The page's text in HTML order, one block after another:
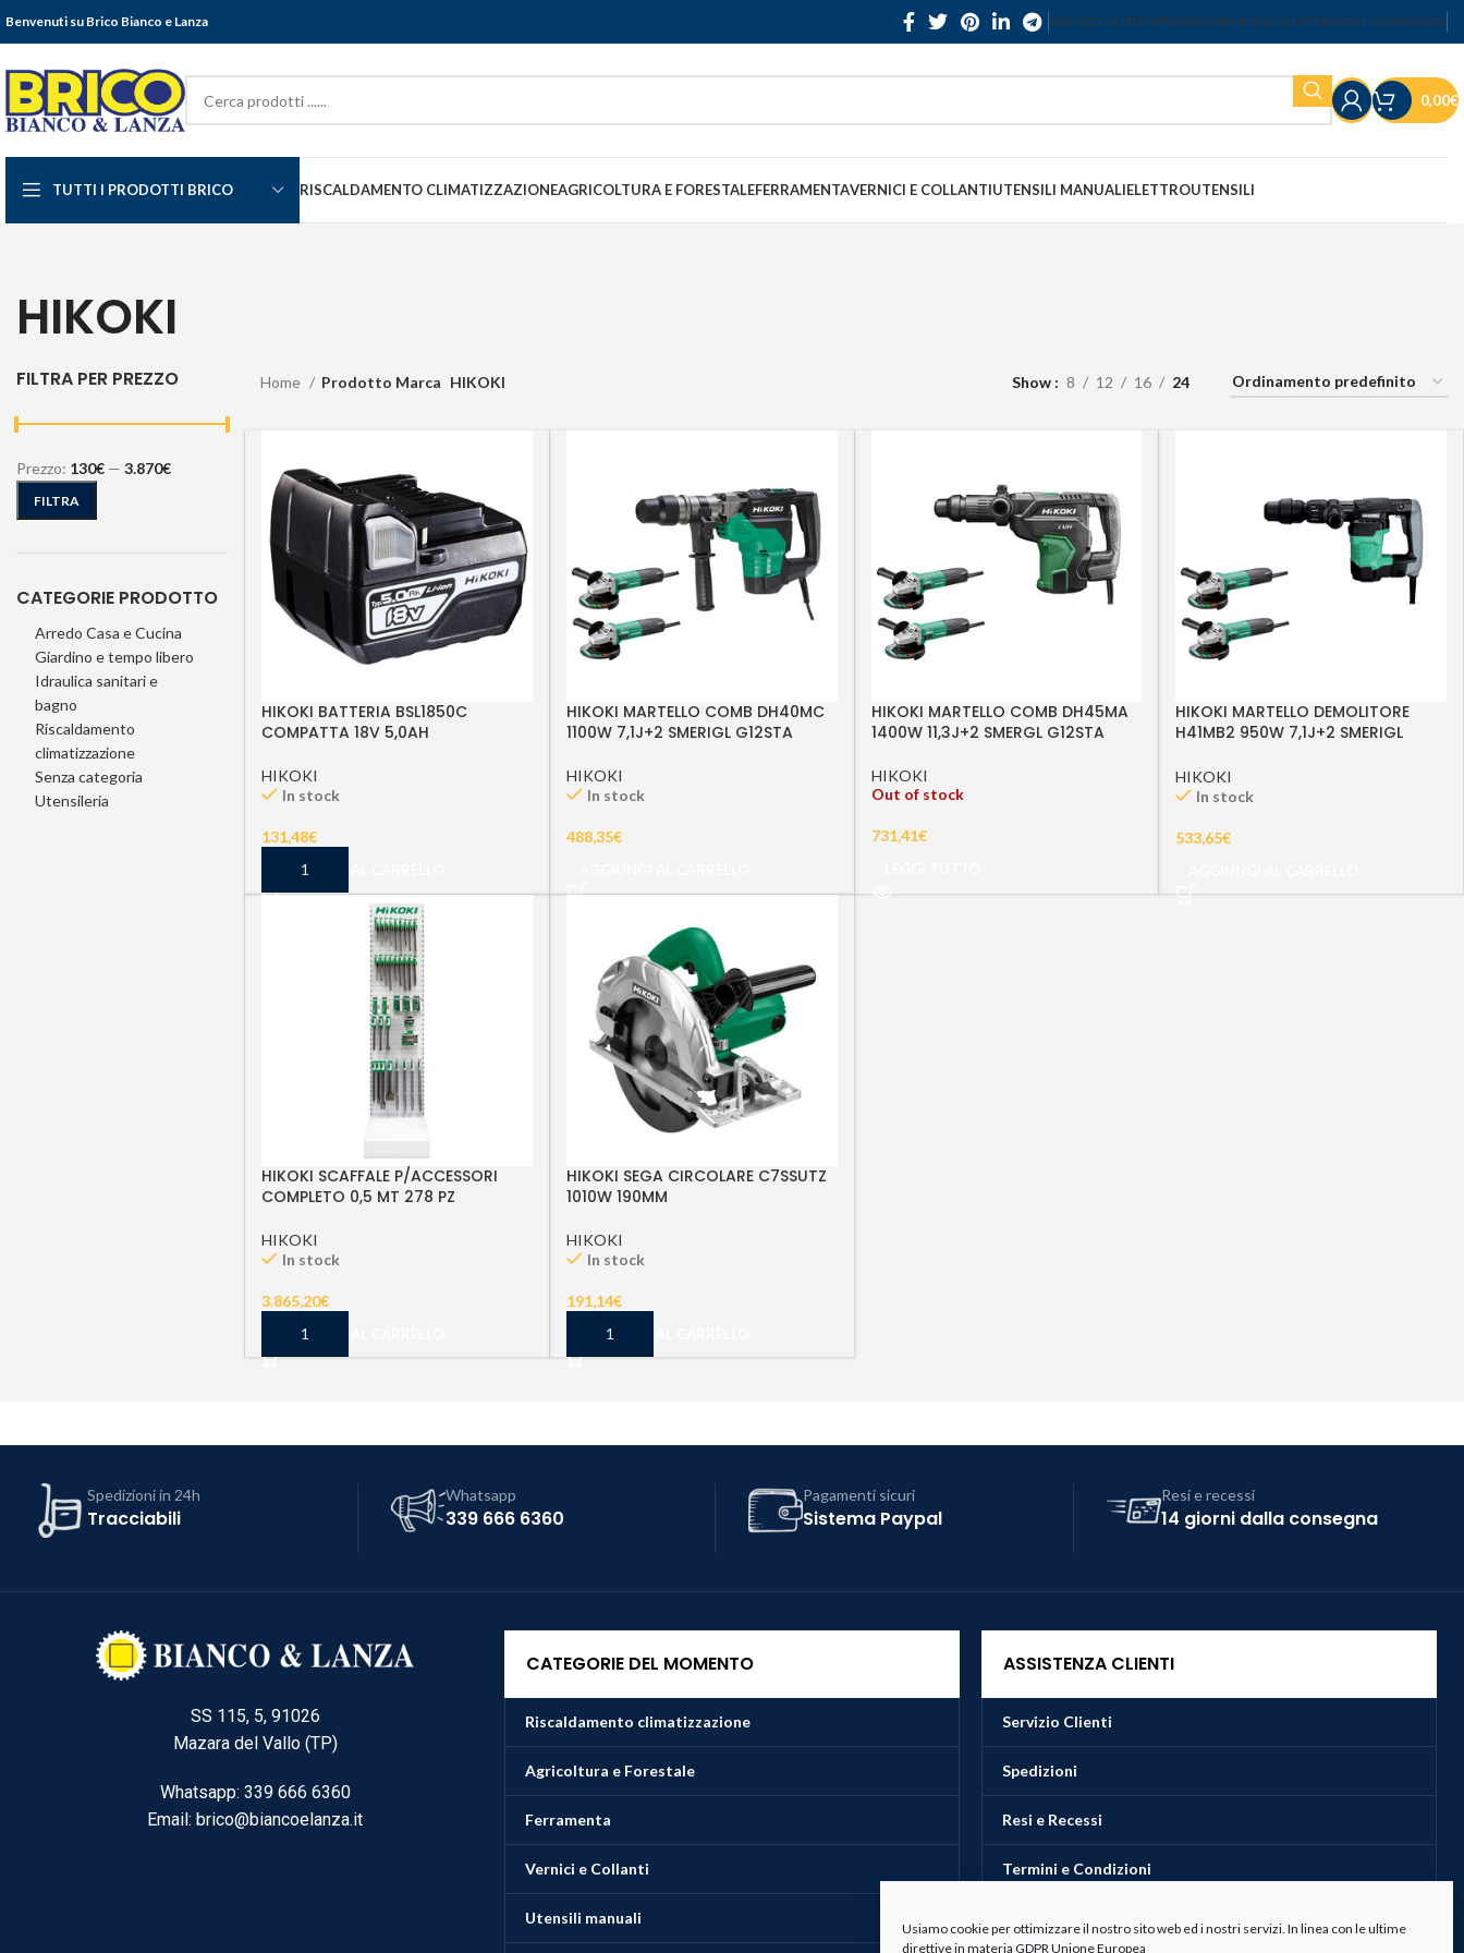
Usiamo cookie per ottimizzare il nostro sito web ed i nostri servizi. In linea con le ultime
direttive in materia GDPR Unione Europea
Benvenuti su Brico Bianco e Lanza SERVIZIO CLIENTISPEDIZIONIRESI E RECESSITERMINI E CONDIZIONI
0,00€
TUTTI I PRODOTTI BRICO RISCALDAMENTO CLIMATIZZAZIONEAGRICOLTURA E FORESTALEFERRAMENTAVERNICI E COLLANTIUTENSILI MANUALIELETTROUTENSILI
HIKOKI
FILTRA PER PREZZO
FILTRA
Prezzo: 130€ — 3.870€
CATEGORIE PRODOTTO
Arredo Casa e Cucina
Giardino e tempo libero
Idraulica sanitari e
bagno
Riscaldamento
climatizzazione
Senza categoria
Utensileria
Home Prodotto Marca HIKOKI Show 8 12 16 24
HIKOKI BATTERIA BSL1850C
COMPATTA 18V 5,0AH
HIKOKI
In stock
131,48€
AGGIUNGI AL CARRELLO
HIKOKI MARTELLO COMB DH40MC
1100W 7,1J+2 SMERIGL G12STA
HIKOKI
In stock
488,35€
HIKOKI MARTELLO COMB DH45MA
1400W 11,3J+2 SMERGL G12STA
HIKOKI
Out of stock
731,41€
HIKOKI MARTELLO DEMOLITORE
H41MB2 950W 7,1J+2 SMERIGL
HIKOKI
In stock
533,65€
HIKOKI SCAFFALE P/ACCESSORI
COMPLETO 0,5 MT 278 PZ
HIKOKI
In stock
3.865,20€
AGGIUNGI AL CARRELLO
HIKOKI SEGA CIRCOLARE C7SSUTZ
1010W 190MM
HIKOKI
In stock
191,14€
AGGIUNGI AL CARRELLO
Spedizioni in 24h
Tracciabili
Whatsapp
339 666 6360
Pagamenti sicuri
Sistema Paypal
Resi e recessi
14 giorni dalla consegna
SS 115, 5, 91026
Mazara del Vallo (TP)
Whatsapp: 339 666 6360
Email: brico@biancoelanza.it
CATEGORIE DEL MOMENTO
Riscaldamento climatizzazione
Agricoltura e Forestale
Ferramenta
Vernici e Collanti
Utensili manuali
ASSISTENZA CLIENTI
Servizio Clienti
Spedizioni
Resi e Recessi
Termini e Condizioni